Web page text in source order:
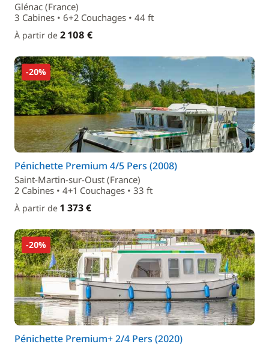
Glénac (France)
3 Cabines • 6+2 Couchages • 44 ft
À partir de 2 108 €
-20%
Pénichette Premium 4/5 Pers (2008)
Saint-Martin-sur-Oust (France)
2 Cabines • 4+1 Couchages • 33 ft
À partir de 1 373 €
-20%
Pénichette Premium+ 2/4 Pers (2020)